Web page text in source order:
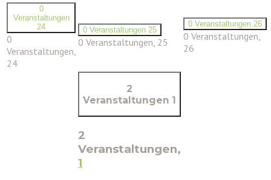
0
Veranstaltungen
24
0
Veranstaltungen,
24
0 Veranstaltungen 25
0 Veranstaltungen, 25
0 Veranstaltungen 26
0 Veranstaltungen,
26
2
Veranstaltungen 1
2
Veranstaltungen,
1